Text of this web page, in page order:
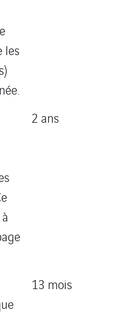
les
2 ans
13 mois